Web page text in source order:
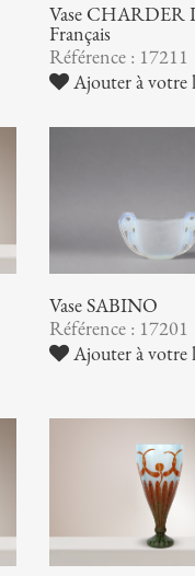
Vase CHARDER
Français
Référence : 17211
Ajouter à votre
Vase SABINO
Référence : 17201
Ajouter à votre